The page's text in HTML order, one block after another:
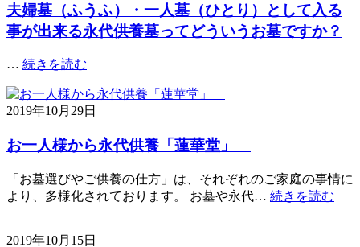
夫婦墓（ふうふ）・一人墓（ひとり）として入る
事が出来る永代供養墓ってどういうお墓ですか？
… 続きを読む
2019年10月29日
お一人様から永代供養「蓮華堂」
「お墓選びやご供養の仕方」は、それぞれのご家庭の事情に
より、多様化されております。 お墓や永代… 続きを読む
2019年10月15日